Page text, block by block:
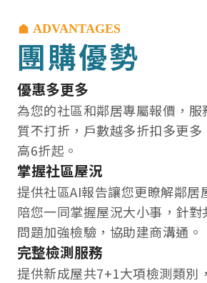
ADVANTAGES
團購優勢
優惠多更多
為您的社區和鄰居專屬報價，服
質不打折，戶數越多折扣多更多
高6折起。
掌握社區屋況
提供社區AI報告讓您更瞭解鄰居
陪您一同掌握屋況大小事，針對
問題加強檢驗，協助建商溝通。
完整檢測服務
提供新成屋共7+1大項檢測類別